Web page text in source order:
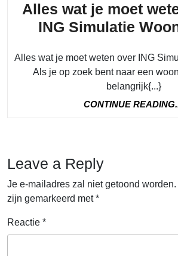
Alles wat je moet
ING Simulatie
Alles wat je moet weten over ING
Als je op zoek bent naar een
belangrijk{...}
CONTINUE
Leave a Reply
Je e-mailadres zal niet getoond worden.
zijn gemarkeerd met*
Reactie *